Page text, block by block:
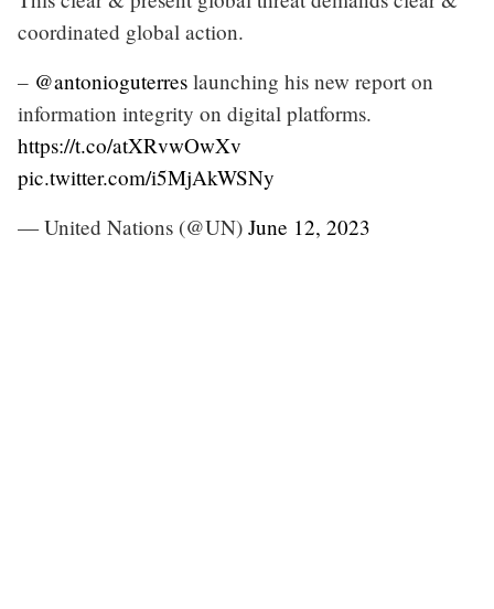
coordinated global action.
– @antonioguterres launching his new report on
information integrity on digital platforms.
https://t.co/atXRvwOwXv
pic.twitter.com/i5MjAkWSNy
— United Nations (@UN) June 12, 2023